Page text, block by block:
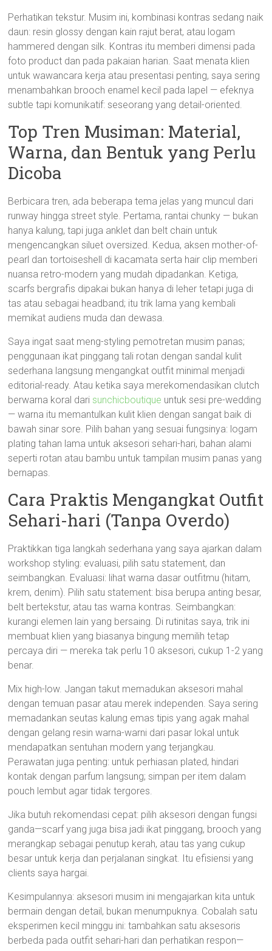
Perhatikan tekstur. Musim ini, kombinasi kontras sedang naik
daun: resin glossy dengan kain rajut berat, atau logam
hammered dengan silk. Kontras itu memberi dimensi pada
foto product dan pada pakaian harian. Saat menata klien
untuk wawancara kerja atau presentasi penting, saya sering
menambahkan brooch enamel kecil pada lapel — efeknya
subtle tapi komunikatif: seseorang yang detail-oriented.
Top Tren Musiman: Material,
Warna, dan Bentuk yang Perlu
Dicoba
Berbicara tren, ada beberapa tema jelas yang muncul dari
runway hingga street style. Pertama, rantai chunky — bukan
hanya kalung, tapi juga anklet dan belt chain untuk
mengencangkan siluet oversized. Kedua, aksen mother-of-
pearl dan tortoiseshell di kacamata serta hair clip memberi
nuansa retro-modern yang mudah dipadankan. Ketiga,
scarfs bergrafis dipakai bukan hanya di leher tetapi juga di
tas atau sebagai headband; itu trik lama yang kembali
memikat audiens muda dan dewasa.
Saya ingat saat meng-styling pemotretan musim panas;
penggunaan ikat pinggang tali rotan dengan sandal kulit
sederhana langsung mengangkat outfit minimal menjadi
editorial-ready. Atau ketika saya merekomendasikan clutch
berwarna koral dari sunchicboutique untuk sesi pre-wedding
— warna itu memantulkan kulit klien dengan sangat baik di
bawah sinar sore. Pilih bahan yang sesuai fungsinya: logam
plating tahan lama untuk aksesori sehari-hari, bahan alami
seperti rotan atau bambu untuk tampilan musim panas yang
bernapas.
Cara Praktis Mengangkat Outfit
Sehari-hari (Tanpa Overdo)
Praktikkan tiga langkah sederhana yang saya ajarkan dalam
workshop styling: evaluasi, pilih satu statement, dan
seimbangkan. Evaluasi: lihat warna dasar outfitmu (hitam,
krem, denim). Pilih satu statement: bisa berupa anting besar,
belt bertekstur, atau tas warna kontras. Seimbangkan:
kurangi elemen lain yang bersaing. Di rutinitas saya, trik ini
membuat klien yang biasanya bingung memilih tetap
percaya diri — mereka tak perlu 10 aksesori, cukup 1-2 yang
benar.
Mix high-low. Jangan takut memadukan aksesori mahal
dengan temuan pasar atau merek independen. Saya sering
memadankan seutas kalung emas tipis yang agak mahal
dengan gelang resin warna-warni dari pasar lokal untuk
mendapatkan sentuhan modern yang terjangkau.
Perawatan juga penting: untuk perhiasan plated, hindari
kontak dengan parfum langsung; simpan per item dalam
pouch lembut agar tidak tergores.
Jika butuh rekomendasi cepat: pilih aksesori dengan fungsi
ganda—scarf yang juga bisa jadi ikat pinggang, brooch yang
merangkap sebagai penutup kerah, atau tas yang cukup
besar untuk kerja dan perjalanan singkat. Itu efisiensi yang
clients saya hargai.
Kesimpulannya: aksesori musim ini mengajarkan kita untuk
bermain dengan detail, bukan menumpuknya. Cobalah satu
eksperimen kecil minggu ini: tambahkan satu aksesoris
berbeda pada outfit sehari-hari dan perhatikan respon—